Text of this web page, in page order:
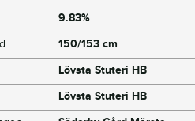
9.83%
150/153 cm
Lövsta Stuteri HB
Lövsta Stuteri HB